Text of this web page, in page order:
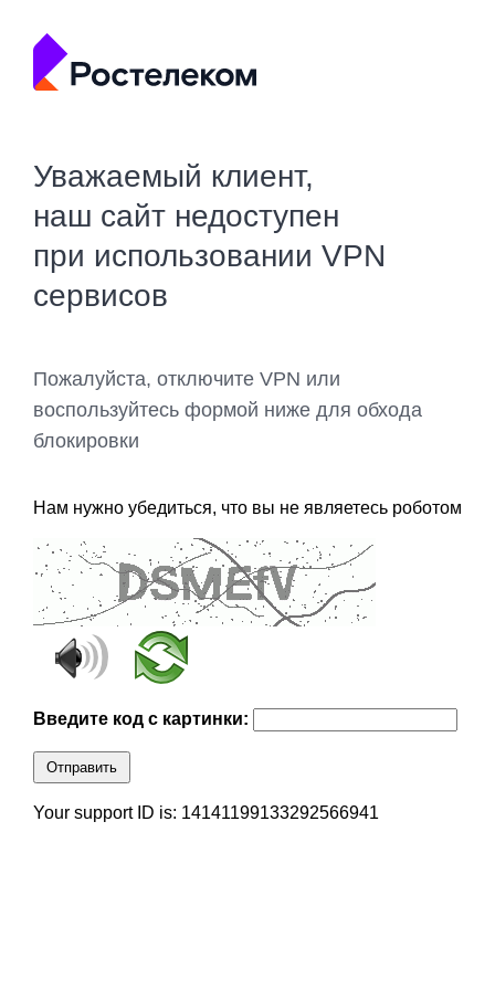
Уважаемый клиент,
наш сайт недоступен
при использовании VPN
сервисов
Пожалуйста, отключите VPN или
воспользуйтесь формой ниже для обхода
блокировки
Нам нужно убедиться, что вы не являетесь роботом
Введите код с картинки:
Отправить
Your support ID is: 14141199133292566941